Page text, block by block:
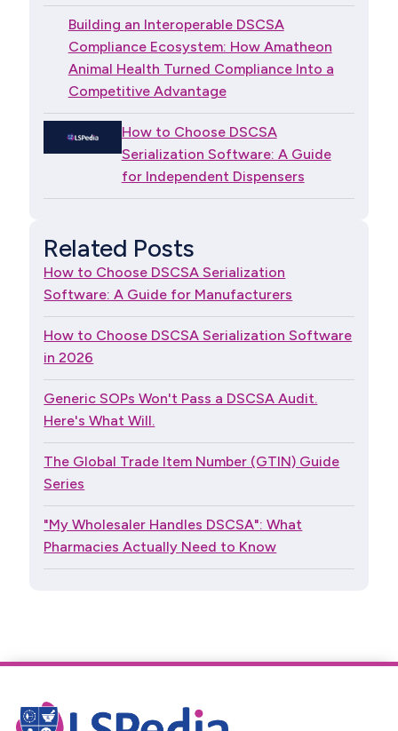
Building an Interoperable DSCSA
Compliance Ecosystem: How Amatheon
Animal Health Turned Compliance Into a
Competitive Advantage
How to Choose DSCSA
Serialization Software: A Guide
for Independent Dispensers
Related Posts
How to Choose DSCSA Serialization
Software: A Guide for Manufacturers
How to Choose DSCSA Serialization Software
in 2026
Generic SOPs Won't Pass a DSCSA Audit.
Here's What Will.
The Global Trade Item Number (GTIN) Guide
Series
"My Wholesaler Handles DSCSA": What
Pharmacies Actually Need to Know